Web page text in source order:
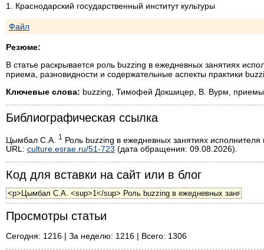
1. Краснодарский государственный институт культуры
Файл
Резюме:
В статье раскрывается роль buzzing в ежедневных занятиях
приема, разновидности и содержательные аспекты практики
Ключевые слова: buzzing, Тимофей Докшицер, В. Вурм, приемы
Библиографическая ссылка
Цымбал С.А. 1
Роль buzzing в ежедневных занятиях
URL: culture.esrae.ru/51-723 (дата обращения: 09.08.2026).
Код для вставки на сайт или в блог
Просмотры статьи
Сегодня: 1216 | За неделю: 1216 | Всего: 1306